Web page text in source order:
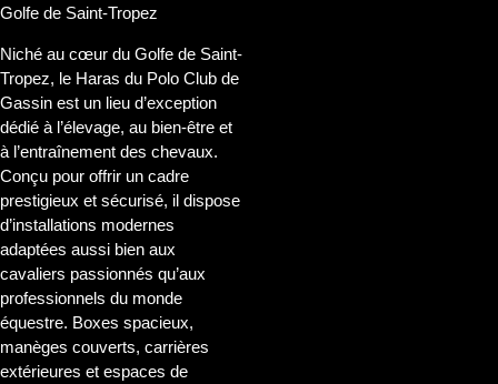
Golfe de Saint-Tropez
Niché au cœur du Golfe de Saint-
Tropez, le Haras du Polo Club de
Gassin est un lieu d’exception
dédié à l’élevage, au bien-être et
à l’entraînement des chevaux.
Conçu pour offrir un cadre
prestigieux et sécurisé, il dispose
d’installations modernes
adaptées aussi bien aux
cavaliers passionnés qu’aux
professionnels du monde
équestre. Boxes spacieux,
manèges couverts, carrières
extérieures et espaces de